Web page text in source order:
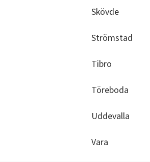
Skövde
Strömstad
Tibro
Töreboda
Uddevalla
Vara